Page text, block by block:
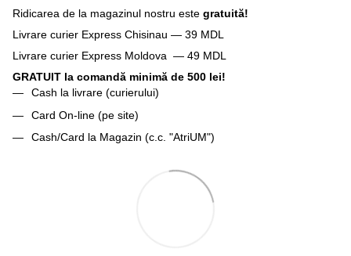
Ridicarea de la magazinul nostru este gratuită!
Livrare curier Express Chisinau — 39 MDL
Livrare curier Express Moldova — 49 MDL
GRATUIT la comandă minimă de 500 lei!
Cash la livrare (curierului)
Card On-line (pe site)
Cash/Card la Magazin (c.c. "AtriUM")